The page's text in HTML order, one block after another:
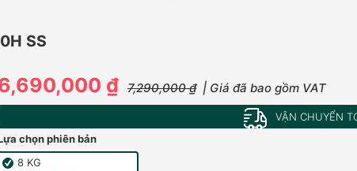
SS
₫ 7,290,000 ₫ | Giá đã bao gồm VAT
VẬN CHUYỂN
chọn phiên bản
8 KG